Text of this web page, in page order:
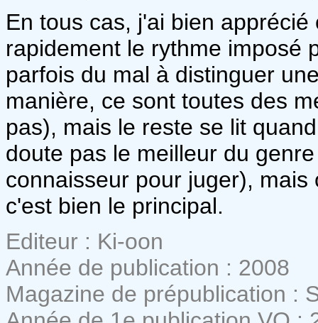
En tous cas, j'ai bien
rapidement le rythme imposé
parfois du mal à distinguer
manière, ce sont toutes des
pas), mais le reste se lit
doute pas le meilleur du
connaisseur pour juger),
c'est bien le principal.
Editeur : Ki-oon
Année de publication : 2008
Magazine de prépublication :